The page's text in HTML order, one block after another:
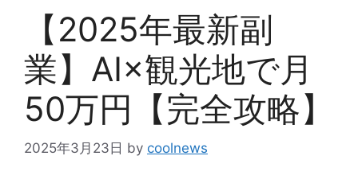
【2025年最新副
業】AI×観光地で月
50万円【完全攻略】
2025年3月23日 by coolnews